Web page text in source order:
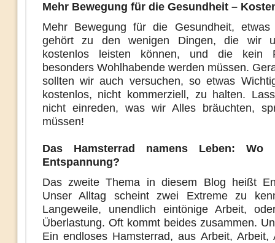
Mehr Bewegung für die Gesundheit –
Mehr Bewegung für die Gesundheit,
gehört zu den wenigen Dingen, die wir
kostenlos leisten können, und die kein
besonders Wohlhabende werden müssen.
sollten wir auch versuchen, so etwas
kostenlos, nicht kommerziell, zu halten.
nicht einreden, was wir Alles bräuchten,
müssen!
Das Hamsterrad namens Leben: Wo
Entspannung?
Das zweite Thema in diesem Blog heißt
Unser Alltag scheint zwei Extreme zu
Langeweile, unendlich eintönige Arbeit,
Überlastung. Oft kommt beides zusammen.
Ein endloses Hamsterrad, aus Arbeit, Arbeit,